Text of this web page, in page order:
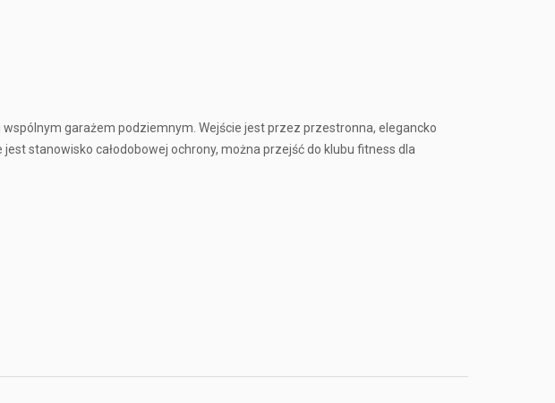
garażem podziemnym. Wejście jest przez przestronna, elegancko
stanowisko całodobowej ochrony, można przejść do klubu fitness dla